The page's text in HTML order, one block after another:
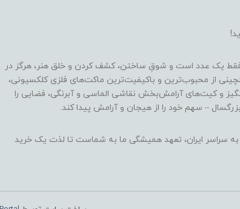
فقط یک عدد است و شوقِ ساختن، کشف کردن و خلق هنر، هرگز در
از محبوب‌ترین و باکیفیت‌ترین ماکت‌های فلزی کلکسیونی،
و کیت‌های آرامش‌بخش نقاشی الماسی و آبرنگی، فضایی را
– سهم خود را از هیجان و آرامش پیدا کند.
به سراسر ایران، تعهد همیشگی ما به شماست تا لذت یک خرید